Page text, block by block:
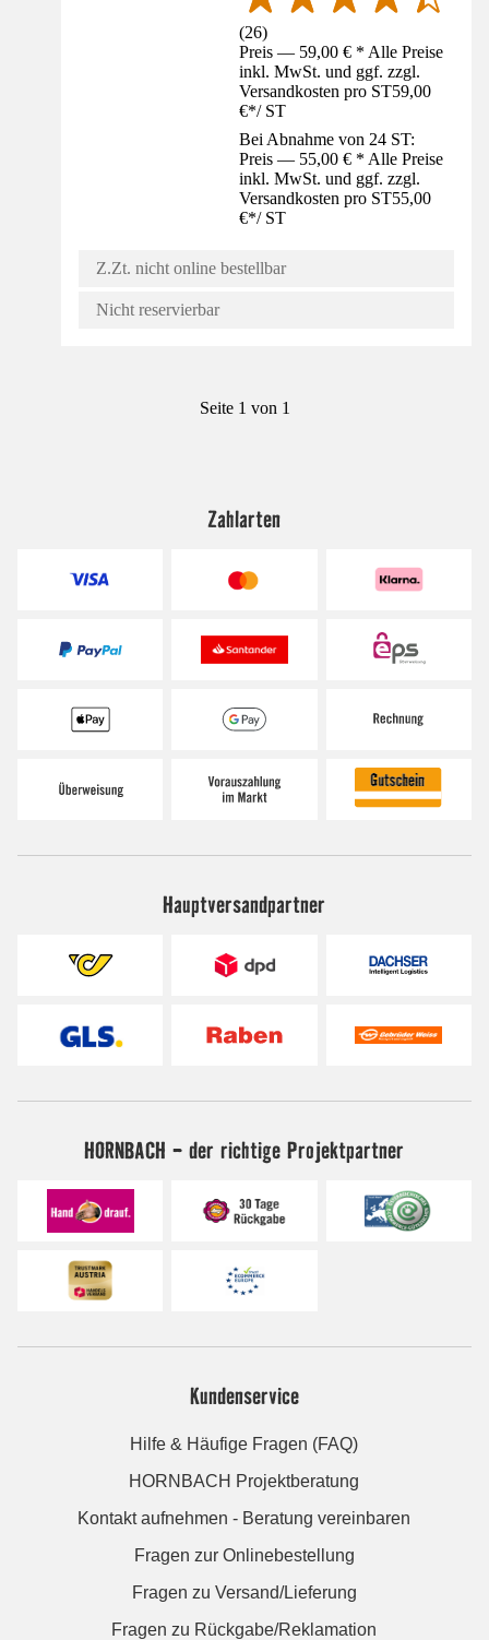
(26)
Preis — 59,00 € * Alle Preise
inkl. MwSt. und ggf. zzgl.
Versandkosten pro ST59,00
€*/ ST
Bei Abnahme von 24 ST:
Preis — 55,00 € * Alle Preise
inkl. MwSt. und ggf. zzgl.
Versandkosten pro ST55,00
€*/ ST
Z.Zt. nicht online bestellbar
Nicht reservierbar
Seite 1 von 1
Zahlarten
Hauptversandpartner
HORNBACH - der richtige Projektpartner
Kundenservice
Hilfe & Häufige Fragen (FAQ)
HORNBACH Projektberatung
Kontakt aufnehmen - Beratung vereinbaren
Fragen zur Onlinebestellung
Fragen zu Versand/Lieferung
Fragen zu Rückgabe/Reklamation